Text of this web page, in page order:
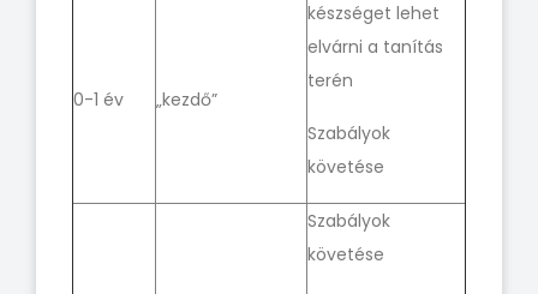
0-1 év „kezdő”
készséget lehet
elvárni a tanítás
terén
Szabályok
követése
Szabályok
követése